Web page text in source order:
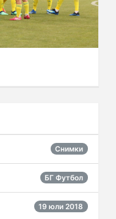
Снимки
БГ Футбол
19 юли 2018